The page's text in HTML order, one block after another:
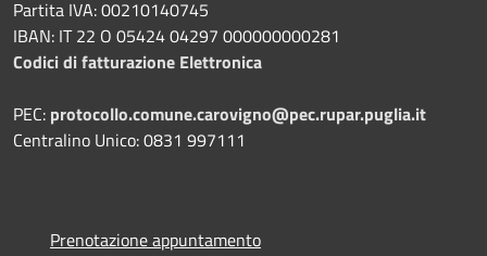
Partita IVA: 00210140745
IBAN: IT 22 O 05424 04297 000000000281
Codici di fatturazione Elettronica
PEC: protocollo.comune.carovigno@pec.rupar.puglia.it
Centralino Unico: 0831 997111
Prenotazione appuntamento